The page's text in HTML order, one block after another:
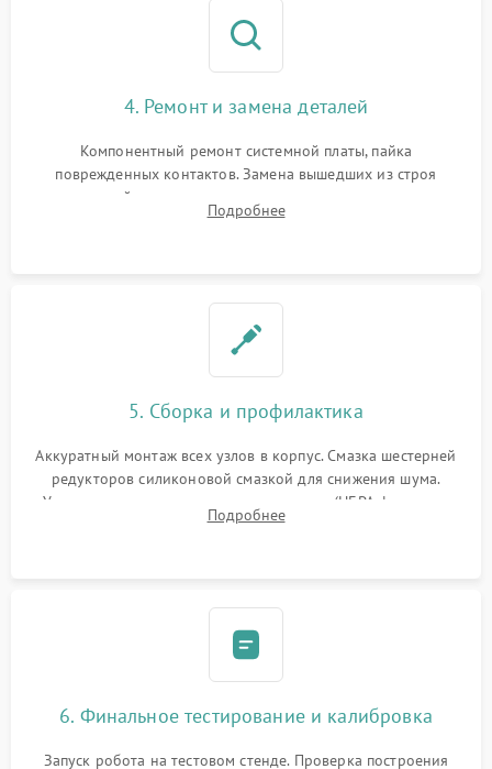
4. Ремонт и замена деталей
Компонентный ремонт системной платы, пайка
поврежденных контактов. Замена вышедших из строя
двигателей, изношенного аккумулятора, неисправного
лидара или помпы подачи воды. Восстановление шлейфов и
Подробнее
5. Сборка и профилактика
Аккуратный монтаж всех узлов в корпус. Смазка шестерней
редукторов силиконовой смазкой для снижения шума.
Установка новых расходных материалов (HEPA-фильтров,
микрофибры, щеток). Надежная фиксация разъемов и
Подробнее
6. Финальное тестирование и калибровка
Запуск робота на тестовом стенде. Проверка построения